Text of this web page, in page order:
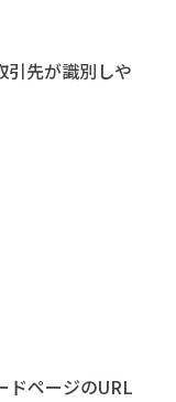
先が識別しや
ドページのURL